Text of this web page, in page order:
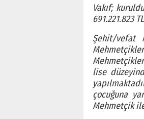
Vakıf;
691.221.823
Şehit/vefat
lise
çocuğuna
Mehmetçik